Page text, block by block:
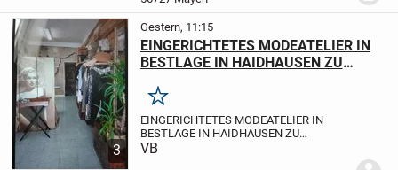
qm+mehr möglich,Haus 100qm,9...
3
Gestern, 11:15
EINGERICHTETES MODEATELIER IN
BESTLAGE IN HAIDHAUSEN ZU
Merken
EINGERICHTETES MODEATELIER IN
BESTLAGE IN HAIDHAUSEN ZU
VERKAUFEN
VB